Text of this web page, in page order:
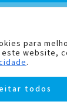
para
website,
.
todos
de